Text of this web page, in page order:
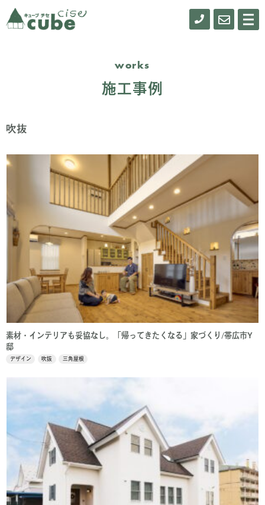
メ
ニ
0155- お
works
施工事例
吹抜
素材・インテリアも妥協なし。「帰ってきたくなる」家づくり/帯広市Y
邸
デザイン 吹抜 三角屋根